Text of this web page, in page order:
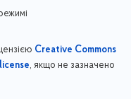
Creative Commons
, якщо не зазначено